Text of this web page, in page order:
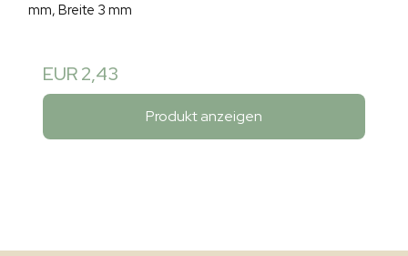
mm, Breite 3 mm
EUR 2,43
Produkt anzeigen